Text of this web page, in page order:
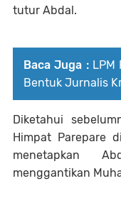
tutur Abdal.
Baca Juga : LPM
Bentuk Jurnalis
Diketahui
Himpat Parepare
menetapkan
menggantikan